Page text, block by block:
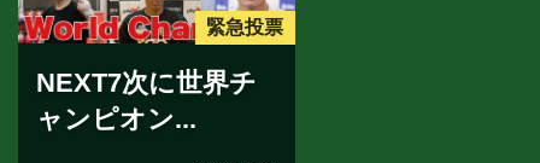
緊急投票
NEXT7次に世界チ
ャンピオン...